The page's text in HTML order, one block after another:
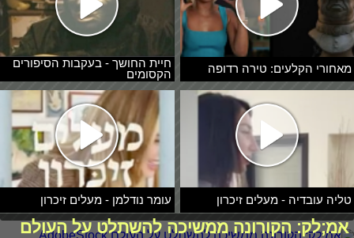
מאחורי הקלעים: טירה רדופה
חיית החושך - בעקבות הסיפורים
הקסומים
טליה עובדיה - מעלים זיכרון עומר נודלמן - מעלים זיכרון
אמ;לק: הקורונה ממשיכה להשתלט על העולם